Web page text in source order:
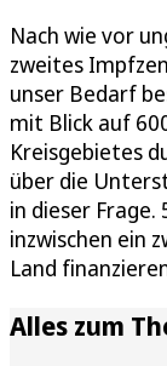
Nach wie vor
zweites
unser Bedarf
mit Blick auf
Kreisgebietes
über die
in dieser
inzwischen ein
Land
Alles zum